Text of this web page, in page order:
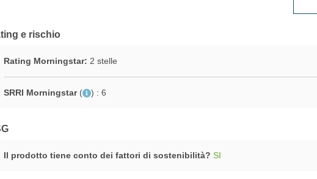
e rischio
Rating Morningstar: 2 stelle
SRRI Morningstar ( ) : 6
Il prodotto tiene conto dei fattori di sostenibilità? SI